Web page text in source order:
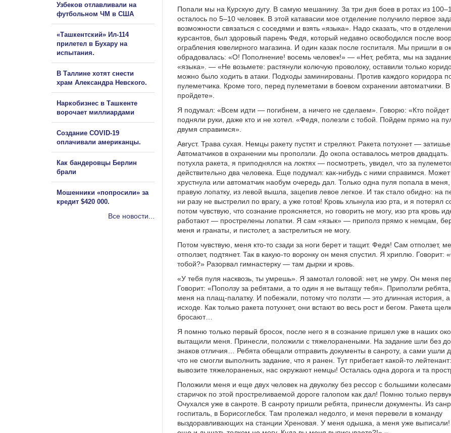
Попали мы на Курскую дугу. В самую мешанину. За три дня боев в ротах из
осталось по 5–10 человек. В этой катавасии мое отделение получило первое
возможности связаться с соседями и взять «языка». Надо сказать, что в
курсантов, был здоровый парень Федя, который недавно освободился после
ограбления ювелирного магазина. И один казак после госпиталя. Мы пришли в
обрадовалась: «О! Пополнение! восемь человек!» — «Нет, ребята, мы на
«языка». — «Не возьмете: растянули колючую проволоку, оставили только
можно было ходить в атаки. Подходы заминированы. Против каждого коридора
пулеметчика. Кроме того, перед пулеметами в боевом охранении автоматчики.
пройдете».
Я подумал: «Всем идти — погибнем, а ничего не сделаем». Говорю: «Кто
подняли руки, даже кто и не хотел. «Федя, полезли с тобой. Пойдем прямо на
двумя справимся».
Август. Трава сухая. Немцы ракету пустят и стреляют. Ракета потухнет —
Автоматчиков в охранении мы проползли. До окопа оставалось метров двадцать.
потухла ракета, я приподнялся на локтях — посмотреть, увидел, что за
действительно два человека. Еще подумал: как-нибудь с ними справимся. Может
хрустнула или автоматчик наобум очередь дал. Только одна пуля попала в
правую лопатку, из левой вышла, зацепив левое легкое. И так стало обидно: на
ни разу не выстрелил по врагу, а уже готов! Кровь хлынула изо рта, и я потерял
потом чувствую, что сознание проясняется, но говорить не могу, изо рта кровь
работают — прострелены лопатки. Я сам «язык» — приполз прямо к немцам,
меня и гранаты, и пистолет, а застрелиться не могу.
Потом чувствую, меня кто-то сзади за ноги берет и тащит. Федя! Сам отползет,
отползет, подтянет. Так в какую-то воронку он меня спустил. Я хриплю. Говорит:
тобой?» Разорвал гимнастерку — там дырки и кровь.
«У тебя пуля насквозь, ты умрешь». Я замотал головой: нет, не умру. Он меня
Говорит: «Поползу за ребятами, а то один я не вытащу тебя». Приползли
меня на плащ-палатку. И побежали, потому что ползти — это длинная история, а
исходе. Как только ракета потухнет, они встают во весь рост и бегом. Ракета
бросают…
Я помню только первый бросок, после него я в сознание пришел уже в наших
вытащили меня. Принесли, положили с тяжелоранеными. На задание шли без
знаков отличия… Ребята обещали отправить документы в санроту, а сами ушли
что не смогли выполнить задание, что я ранен. Тут прибегает какой-то
вывозите тяжелораненых, нас окружают немцы! Осталась одна дорога и та
Положили меня и еще двух человек на двуколку без рессор с большими
старичок по этой простреливаемой дороге галопом как дал! Помню только
Очухался уже в санроте. В санроту пришли ребята, принесли документы. Из
госпиталь, в Борисоглебск. Там пролежал недолго, и меня перевели в команду
выздоравливающих на станции Хреновая. У меня одышка, а меня уже
Узбеков отлавливали на
футбольном ЧМ в США
«Ташкентский» Ил-114
прилетел в Бухару на
испытания.
В Таллине хотят снести
храм Александра Невского.
Наркобизнес в Ташкенте
ворочает миллиардами
Создание COVID-19
оплачивали американцы.
Как бандеровцы Берлин
брали
Мошенники «попросили» за
кредит $420 000.
Все новости...